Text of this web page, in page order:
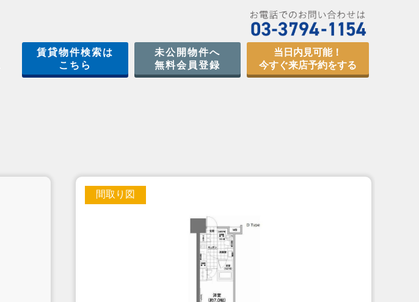
賃貸物件検索は
こちら
未公開物件へ
無料会員登録
当日内見可能！
今すぐ来店予約をする
間取り図